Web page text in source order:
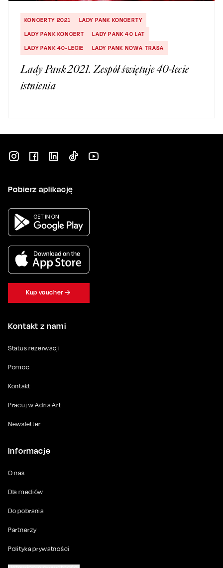
KONCERTY 2021
LADY PANK KONCERTY
LADY PANK KONCERT
LADY PANK 40 LAT
LADY PANK 40-LECIE
LADY PANK NOWA TRASA
Lady Pank 2021. Zespół świętuje 40-lecie
istnienia
Kontakt z nami
Status rezerwacji
Pomoc
Kontakt
Pracuj w Adria Art
Newsletter
Informacje
O nas
Dla mediów
Do pobrania
Partnerzy
Polityka prywatności
Pobierz aplikację
Kup voucher